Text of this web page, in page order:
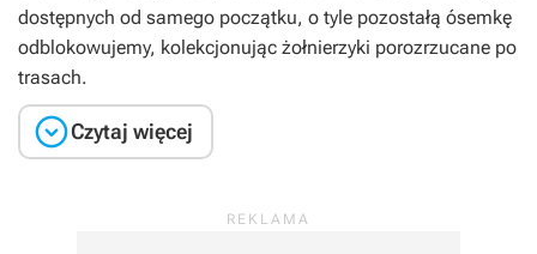
dostępnych od samego początku, o tyle pozostałą ósemkę
odblokowujemy, kolekcjonując żołnierzyki porozrzucane po
trasach.
Czytaj więcej